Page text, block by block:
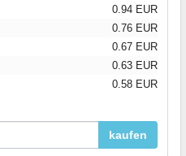
0.94 EUR
0.76 EUR
0.67 EUR
0.63 EUR
0.58 EUR
kaufen